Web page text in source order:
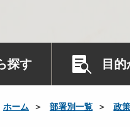
探す 目
ホーム 部署別一覧 政